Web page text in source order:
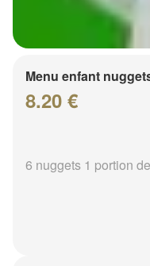
Menu enfant
8.20 €
6 nuggets 1 portion